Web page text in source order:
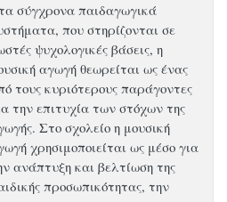
σύγχρονα παιδαγωγικά
που στηρίζονται σε
ψυχολογικές βάσεις, η
αγωγή θεωρείται ως ένας
τους κυριότερους παράγοντες
την επιτυχία των στόχων της
Στο σχολείο η μουσική
χρησιμοποιείται ως μέσο για
ανάπτυξη και βελτίωση της
προσωπικότητας, την